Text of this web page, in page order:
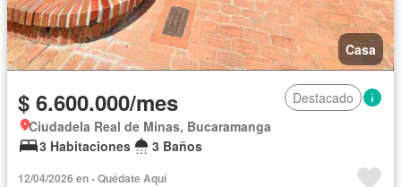
Casa
$ 6.600.000/mes
Destacado
Ciudadela Real de Minas, Bucaramanga
3 Habitaciones
3 Baños
12/04/2026 en - Quédate Aquí